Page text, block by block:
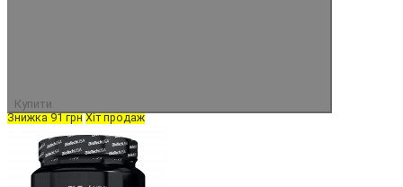
Купити
Знижка 91 грн Хіт продаж